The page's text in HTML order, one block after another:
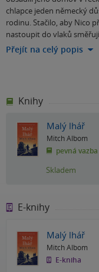
chlapce jeden německý
rodinu. Stačilo, aby Nico
nastoupit do vlaků
Přejít na celý popis
Knihy
Malý lhář
Mitch Albom
pevná vazba
Skladem
E-knihy
Malý lhář
Mitch Albom
E-kniha